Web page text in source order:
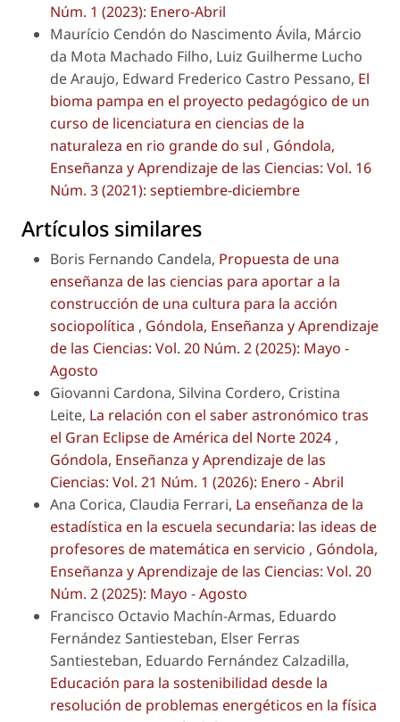
Núm. 1 (2023): Enero-Abril
Maurício Cendón do Nascimento Ávila, Márcio
da Mota Machado Filho, Luiz Guilherme Lucho
de Araujo, Edward Frederico Castro Pessano, El
bioma pampa en el proyecto pedagógico de un
curso de licenciatura en ciencias de la
naturaleza en rio grande do sul , Góndola,
Enseñanza y Aprendizaje de las Ciencias: Vol. 16
Núm. 3 (2021): septiembre-diciembre
Artículos similares
Boris Fernando Candela, Propuesta de una
enseñanza de las ciencias para aportar a la
construcción de una cultura para la acción
sociopolítica , Góndola, Enseñanza y Aprendizaje
de las Ciencias: Vol. 20 Núm. 2 (2025): Mayo -
Agosto
Giovanni Cardona, Silvina Cordero, Cristina
Leite, La relación con el saber astronómico tras
el Gran Eclipse de América del Norte 2024 ,
Góndola, Enseñanza y Aprendizaje de las
Ciencias: Vol. 21 Núm. 1 (2026): Enero - Abril
Ana Corica, Claudia Ferrari, La enseñanza de la
estadística en la escuela secundaria: las ideas de
profesores de matemática en servicio , Góndola,
Enseñanza y Aprendizaje de las Ciencias: Vol. 20
Núm. 2 (2025): Mayo - Agosto
Francisco Octavio Machín-Armas, Eduardo
Fernández Santiesteban, Elser Ferras
Santiesteban, Eduardo Fernández Calzadilla,
Educación para la sostenibilidad desde la
resolución de problemas energéticos en la física